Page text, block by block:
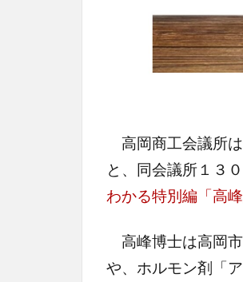
高岡商工会議所
と、同会議所１３
わかる特別編「高
高峰博士は高岡
や、ホルモン剤「